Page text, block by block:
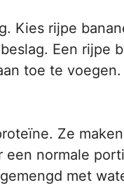
Kies rijpe
Een rijpe
toe te
Ze
normale
met